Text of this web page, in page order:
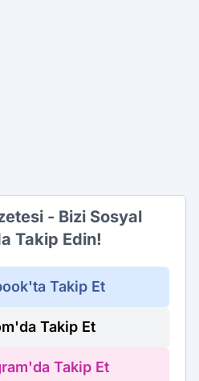
- Bizi Sosyal
Takip Edin!
Takip Et
Takip Et
Takip Et